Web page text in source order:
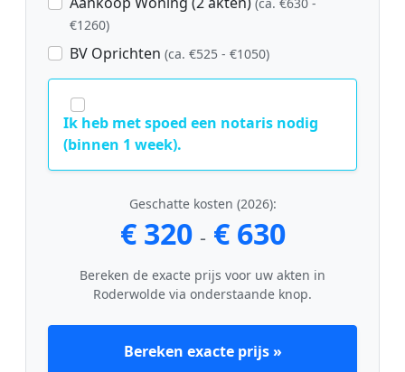
€1260)
BV Oprichten (ca. €525 - €1050)
Ik heb met spoed een notaris nodig
(binnen 1 week).
Geschatte kosten (2026):
€ 320 - € 630
Bereken de exacte prijs voor uw akten in
Roderwolde via onderstaande knop.
Bereken exacte prijs »